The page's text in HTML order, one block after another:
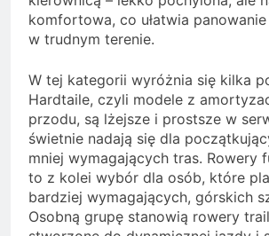
komfortowa, co ułatwia
w trudnym terenie.
W tej kategorii wyróżnia się kilka
Hardtaile, czyli modele z
przodu, są lżejsze i prostsze w
świetnie nadają się dla
mniej wymagających tras. Rowery
to z kolei wybór dla osób, które
bardziej wymagających, górskich
Osobną grupę stanowią rowery